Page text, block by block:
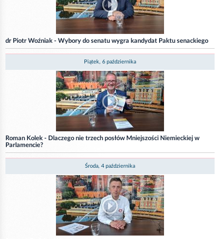
dr Piotr Woźniak - Wybory do senatu wygra kandydat Paktu senackiego
Piątek, 6 października
Roman Kolek - Dlaczego nie trzech posłów Mniejszości Niemieckiej w
Parlamencie?
Środa, 4 października